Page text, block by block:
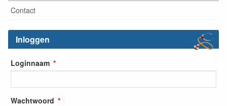
Contact
Inloggen
Loginnaam
Wachtwoord